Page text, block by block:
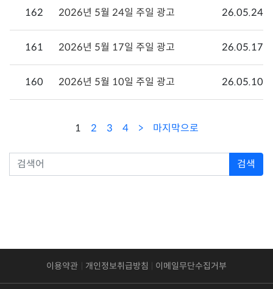
162 2026년 5월 24일 주일 광고 26.05.24
161 2026년 5월 17일 주일 광고 26.05.17
160 2026년 5월 10일 주일 광고 26.05.10
1 2 3 4 마지막으로
검색
이용약관 개인정보취급방침 이메일무단수집거부